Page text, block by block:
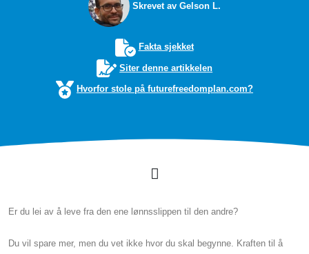
Skrevet av Gelson L.
Fakta sjekket
Siter denne artikkelen
Hvorfor stole på futurefreedomplan.com?
Er du lei av å leve fra den ene lønnsslippen til den andre?
Du vil spare mer, men du vet ikke hvor du skal begynne. Kraften til å